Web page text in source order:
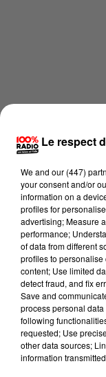
Lecture
100%
100% Radio
Le respect
We and our (447)
your consent and/or
information on a
profiles for
advertising; Measure
performance;
of data from different
profiles to
content; Use limited
detect fraud, and fix
Save and
process personal
following
requested; Use
other data sources;
information